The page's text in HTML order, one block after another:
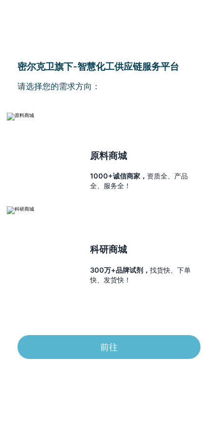
密尔克卫旗下-智慧化工供应链服务平台
请选择您的需求方向：
原料商城
1000+诚信商家， 资质全、产品
全、服务全！
科研商城
300万+品牌试剂，找货快、下单
快、发货快！
前往